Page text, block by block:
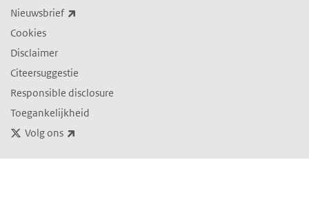
Nieuwsbrief
Cookies
Disclaimer
Citeersuggestie
Responsible disclosure
Toegankelijkheid
Volg ons